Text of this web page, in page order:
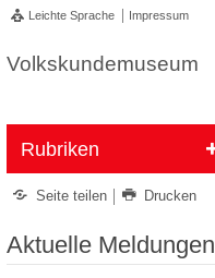
Leichte Sprache Impressum
Volkskundemuseum
Rubriken
Seite teilen Drucken
Aktuelle Meldungen